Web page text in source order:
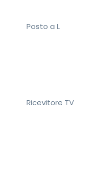
Posto a L
Ricevitore TV